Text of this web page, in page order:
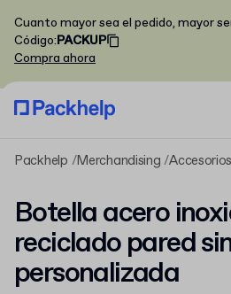
Cuanto mayor sea el pedido, mayor
Código:PACKUP
Compra ahora
Packhelp Merchandising
Botella acero
reciclado pared
personalizada